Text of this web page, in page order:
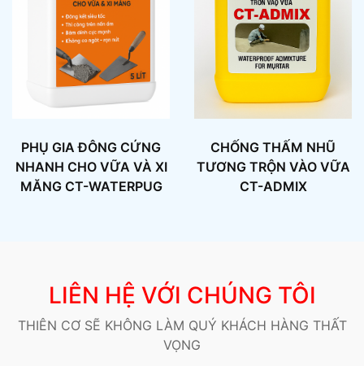
PHỤ GIA ĐÔNG CỨNG
NHANH CHO VỮA VÀ XI
MĂNG CT-WATERPUG
CHỐNG THẤM NHŨ
TƯƠNG TRỘN VÀO VỮA
CT-ADMIX
LIÊN HỆ VỚI CHÚNG TÔI
THIÊN CƠ SẼ KHÔNG LÀM QUÝ KHÁCH HÀNG THẤT
VỌNG